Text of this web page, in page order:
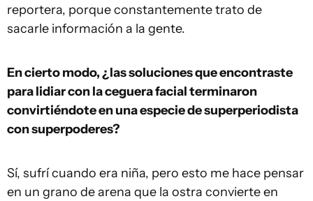
reportera, porque constantemente trato de
sacarle información a la gente.
En cierto modo, ¿las soluciones que encontraste
para lidiar con la ceguera facial terminaron
convirtiéndote en una especie de superperiodista
con superpoderes?
Sí, sufrí cuando era niña, pero esto me hace pensar
en un grano de arena que la ostra convierte en